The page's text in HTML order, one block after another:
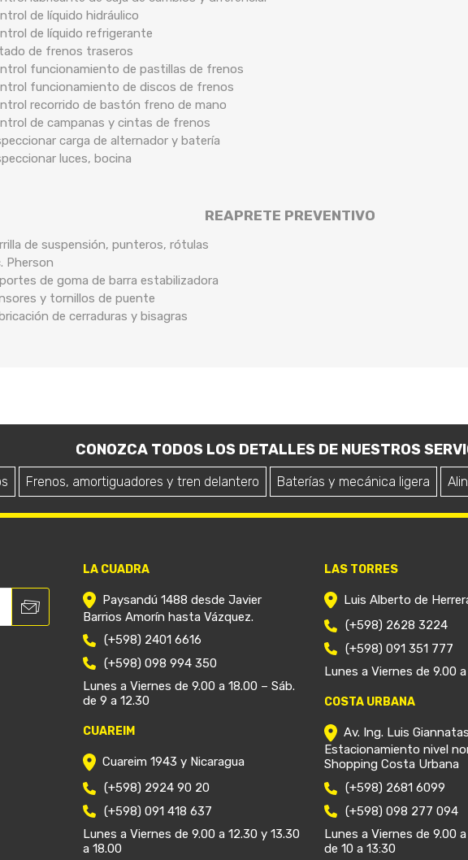
de líquido hidráulico
de líquido refrigerante
de frenos traseros
funcionamiento de pastillas de frenos
funcionamiento de discos de frenos
recorrido de bastón freno de mano
de campanas y cintas de frenos
carga de alternador y batería
luces, bocina
REAPRETE PREVENTIVO
de suspensión, punteros, rótulas
Pherson
de goma de barra estabilizadora
y tornillos de puente
de cerraduras y bisagras
CONOZCA TODOS LOS DETALLES DE NUESTROS
Frenos, amortiguadores y tren delantero Baterías y mecánica ligera
LA CUADRA
Paysandú 1488 desde Javier
Barrios Amorín hasta Vázquez.
(+598) 2401 6616
(+598) 098 994 350
Lunes a Viernes de 9.00 a 18.00 – Sáb.
de 9 a 12.30
CUAREIM
Cuareim 1943 y Nicaragua
(+598) 2924 90 20
(+598) 091 418 637
Lunes a Viernes de 9.00 a 12.30 y 13.30
a 18.00
LAS TORRES
Luis Alberto de
(+598) 2628 3224
(+598) 091 351 777
Lunes a Viernes de 9.00
COSTA URBANA
Av. Ing. Luis
Estacionamiento nivel
Shopping Costa Urbana
(+598) 2681 6099
(+598) 098 277 094
Lunes a Viernes de 9.00
de 10 a 13:30